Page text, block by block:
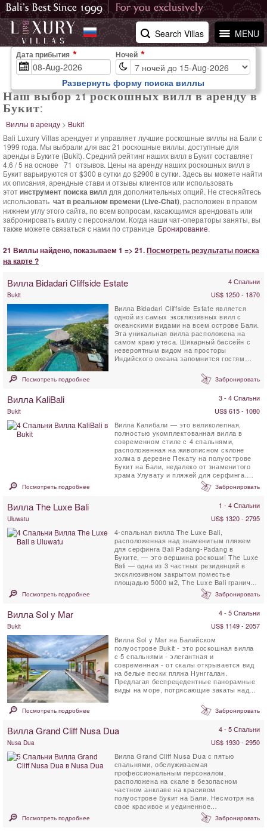
MENU
Search Villas
Наш выбор 21 роскошных вилл в аренду в
Букит:
Виллы в аренду > Bukit
Bali Luxury Villas арендует и управляет лучшие роскошные виллы на Бали с
1999 года. Мы выбрали для вас 21 роскошные виллы, доступные для
аренды в Букитe (Bukit). Средний рейтинг наших вилл в Букит составляет
4.6 /5 на основе 71 отзывов. Цены на аренду наших роскошных вилл в
Букит варьируются от $300 в сутки до $2900 в сутки. Здесь вы можете найти
их описания, арендные стави и отзывы клиентов или использовать
этотинструмент поиска вилл для дополнительных опций. Не стесняйтесь
использовать чат в реальном времени (Live-Chat), расположен в правом
нижнем углу этого сайта, по всем вопросам, касающимся арендовать или
забронировать виллу с персоналом. Когда наши чат-операторы заняты, вы
также можете связаться с нами по странице Бронирование.
21 Виллы найдено, показываем 1 => 21.Посмотреть результаты поиска
на карте ?
Вилла Bidadari Cliffside Estate 4 Спальни
Bukit
US$ 1250 - 1870
Вилла Bidadari Cliffside Estate является
одной из самых эксклюзивных вилл с
океанскими видами на всем острове Бали.
Эта уникальная вилла расположена на
самом краю утеса. Шикарный бассейн с
невероятным видом на просторы
Индийского океана запомнится гостям
Посмотреть подробнее Забронировать
Вилла KaliBali 3 - 4 Спальни
Bukit
US$ 615 - 1080
Вилла Калибали — это великолепная,
полностью укомплектованная вилла в
современном стиле с 4 спальнями,
расположенная на живописном склоне
холма в деревне Пекату на полуострове
Букит на Бали, недалеко от знаменитого
храма Улувату и пляжей для серфинга.
Посмотреть подробнее Забронировать
Вилла The Luxe Bali 1 - 4 Спальни
Uluwatu
US$ 1320 - 2795
4-спальная вилла The Luxe Bali,
расположенная над знаменитым пляжем
для серфинга Bali Padang-Padang в
Буките, — это вершина роскоши! The Luxe
Bali — одна из 3 частных резиденций в
эксклюзивном закрытом поместье
площадью 5000 м2, The Luxe Bali граничит
с 26 гектарами девственного леса. ...
Посмотреть подробнее Забронировать
Вилла Sol y Mar 4 - 5 Спальни
Bukit
US$ 1149 - 2057
Вилла Sol y Mar на Балийском
полуострове Bukit - это роскошная вилла
с 5 спальнями - элегантная и
современная - от скалы открывается вид
на белые пески пляжа Нунггалан.
Предлагая беспрецедентные панорамные
виды на море, потрясающие закаты над
Посмотреть подробнее Забронировать
Вилла Grand Cliff Nusa Dua 4 - 5 Спальни
Nusa Dua
US$ 1930 - 2950
Вилла Grand Cliff Nusa Dua с пятью
спальнями, обслуживаемая
профессиональным персоналом,
расположена на скале в безопасном
частном анклаве на красивом
полуострове Букит на Бали. Несмотря на
свое красивое и уединенное
расположение, вилла находится всего в 5
Посмотреть подробнее Забронировать
Дата прибытия Ночей
Развернуть форму поиска виллы